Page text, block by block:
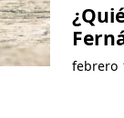
febrero